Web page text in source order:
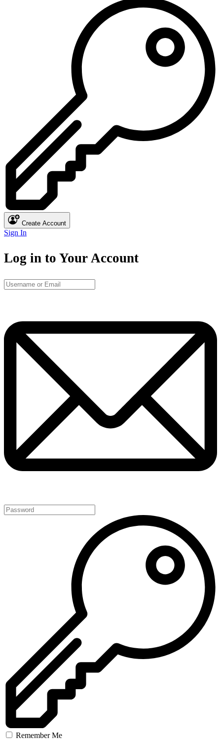
Create Account
Sign In
Log in to Your Account
Remember Me